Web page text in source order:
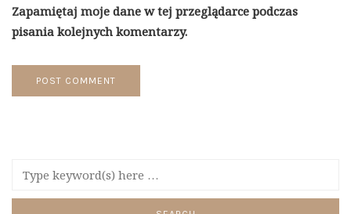
Zapamiętaj moje dane w tej przeglądarce podczas
pisania kolejnych komentarzy.